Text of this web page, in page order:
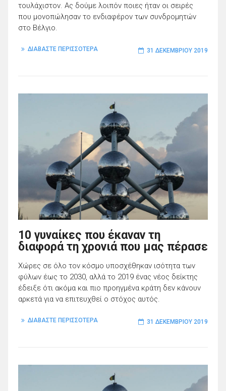
τουλάχιστον. Ας δούμε λοιπόν ποιες ήταν οι σειρές
που μονοπώλησαν το ενδιαφέρον των συνδρομητών
στο Βέλγιο.
ΔΙΑΒΑΣΤΕ ΠΕΡΙΣΣΟΤΕΡΑ 31 ΔΕΚΕΜΒΡΊΟΥ 2019
10 γυναίκες που έκαναν τη
διαφορά τη χρονιά που μας πέρασε
Χώρες σε όλο τον κόσμο υποσχέθηκαν ισότητα των
φύλων έως το 2030, αλλά το 2019 ένας νέος δείκτης
έδειξε ότι ακόμα και πιο προηγμένα κράτη δεν κάνουν
αρκετά για να επιτευχθεί ο στόχος αυτός.
ΔΙΑΒΑΣΤΕ ΠΕΡΙΣΣΟΤΕΡΑ 31 ΔΕΚΕΜΒΡΊΟΥ 2019